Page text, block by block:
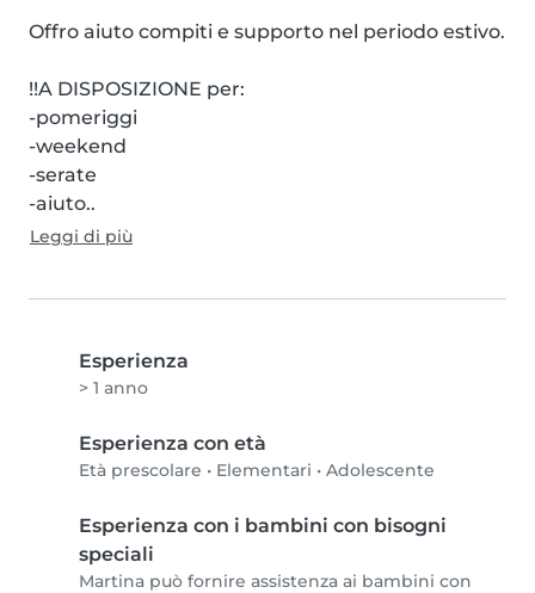
Offro aiuto compiti e supporto nel periodo estivo.
!!️A DISPOSIZIONE per:
-pomeriggi
-weekend
-serate
-aiuto..
Leggi di più
Esperienza
> 1 anno
Esperienza con età
Età prescolare • Elementari • Adolescente
Esperienza con i bambini con bisogni
speciali
Martina può fornire assistenza ai bambini con